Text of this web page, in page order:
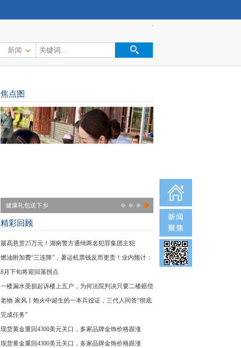
新闻
焦点图
【专题】树立和践行正确政绩观学习教
育
精彩回顾
最高悬赏25万元！湖南警方通缉两名犯罪集团主犯
燃油附加费“三连降”，暑运机票钱反而更贵！业内预计：
8月下旬将迎回落拐点
一楼漏水受损起诉楼上五户，为何法院判决只要二楼赔偿
老物·家风丨炮火中诞生的一本兵役证，三代人同答“彻底
完成任务”
现货黄金重回4300美元关口，多家品牌金饰价格跟涨
现货黄金重回4300美元关口，多家品牌金饰价格跟涨